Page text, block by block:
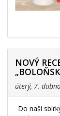
NOVÝ
úterý, 7.
Do naší